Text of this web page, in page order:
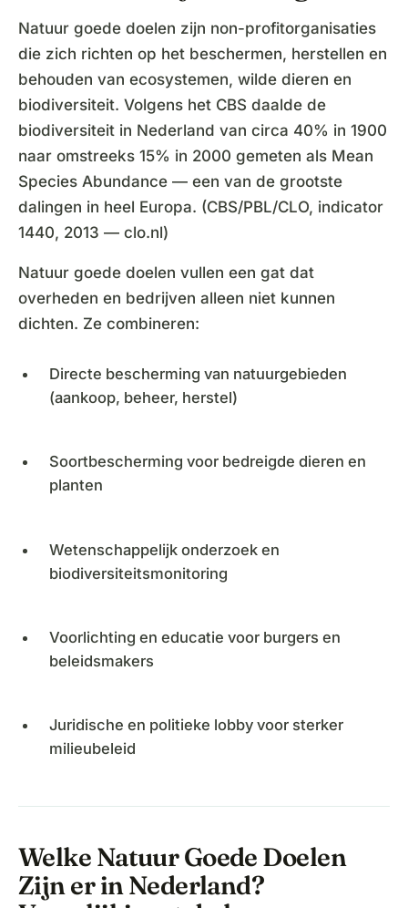
Natuur goede doelen zijn non-profitorganisaties
die zich richten op het beschermen, herstellen en
behouden van ecosystemen, wilde dieren en
biodiversiteit. Volgens het CBS daalde de
biodiversiteit in Nederland van circa 40% in 1900
naar omstreeks 15% in 2000 gemeten als Mean
Species Abundance — een van de grootste
dalingen in heel Europa. (CBS/PBL/CLO, indicator
1440, 2013 — clo.nl)
Natuur goede doelen vullen een gat dat
overheden en bedrijven alleen niet kunnen
dichten. Ze combineren:
Directe bescherming van natuurgebieden
(aankoop, beheer, herstel)
Soortbescherming voor bedreigde dieren en
planten
Wetenschappelijk onderzoek en
biodiversiteitsmonitoring
Voorlichting en educatie voor burgers en
beleidsmakers
Juridische en politieke lobby voor sterker
milieubeleid
Welke Natuur Goede Doelen
Zijn er in Nederland?